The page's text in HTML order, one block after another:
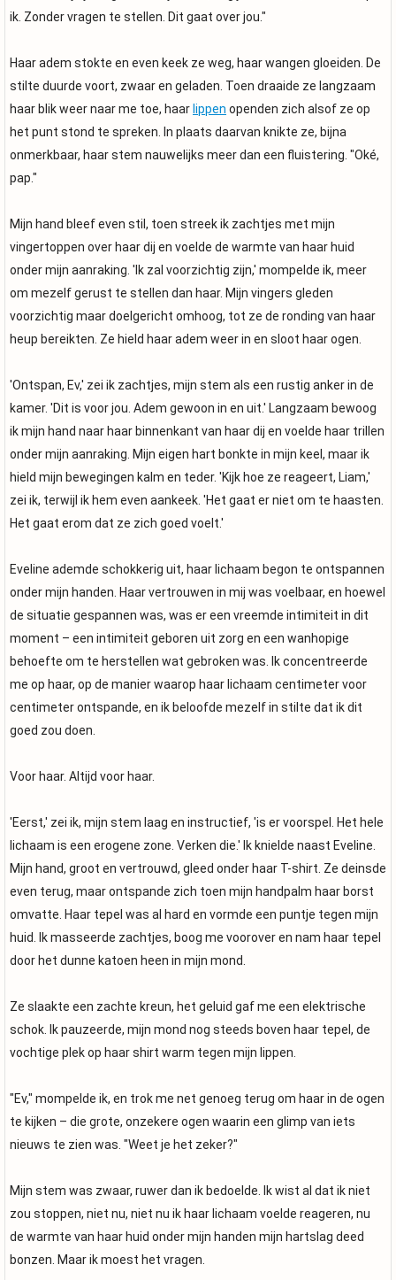
ik. Zonder vragen te stellen. Dit gaat over jou."
Haar adem stokte en even keek ze weg, haar wangen gloeiden. De
stilte duurde voort, zwaar en geladen. Toen draaide ze langzaam
haar blik weer naar me toe, haar lippen openden zich alsof ze op
het punt stond te spreken. In plaats daarvan knikte ze, bijna
onmerkbaar, haar stem nauwelijks meer dan een fluistering. "Oké,
pap."
Mijn hand bleef even stil, toen streek ik zachtjes met mijn
vingertoppen over haar dij en voelde de warmte van haar huid
onder mijn aanraking. 'Ik zal voorzichtig zijn,' mompelde ik, meer
om mezelf gerust te stellen dan haar. Mijn vingers gleden
voorzichtig maar doelgericht omhoog, tot ze de ronding van haar
heup bereikten. Ze hield haar adem weer in en sloot haar ogen.
'Ontspan, Ev,' zei ik zachtjes, mijn stem als een rustig anker in de
kamer. 'Dit is voor jou. Adem gewoon in en uit.' Langzaam bewoog
ik mijn hand naar haar binnenkant van haar dij en voelde haar trillen
onder mijn aanraking. Mijn eigen hart bonkte in mijn keel, maar ik
hield mijn bewegingen kalm en teder. 'Kijk hoe ze reageert, Liam,'
zei ik, terwijl ik hem even aankeek. 'Het gaat er niet om te haasten.
Het gaat erom dat ze zich goed voelt.'
Eveline ademde schokkerig uit, haar lichaam begon te ontspannen
onder mijn handen. Haar vertrouwen in mij was voelbaar, en hoewel
de situatie gespannen was, was er een vreemde intimiteit in dit
moment – ​​een intimiteit geboren uit zorg en een wanhopige
behoefte om te herstellen wat gebroken was. Ik concentreerde
me op haar, op de manier waarop haar lichaam centimeter voor
centimeter ontspande, en ik beloofde mezelf in stilte dat ik dit
goed zou doen.
Voor haar. Altijd voor haar.
'Eerst,' zei ik, mijn stem laag en instructief, 'is er voorspel. Het hele
lichaam is een erogene zone. Verken die.' Ik knielde naast Eveline.
Mijn hand, groot en vertrouwd, gleed onder haar T-shirt. Ze deinsde
even terug, maar ontspande zich toen mijn handpalm haar borst
omvatte. Haar tepel was al hard en vormde een puntje tegen mijn
huid. Ik masseerde zachtjes, boog me voorover en nam haar tepel
door het dunne katoen heen in mijn mond.
Ze slaakte een zachte kreun, het geluid gaf me een elektrische
schok. Ik pauzeerde, mijn mond nog steeds boven haar tepel, de
vochtige plek op haar shirt warm tegen mijn lippen.
"Ev," mompelde ik, en trok me net genoeg terug om haar in de ogen
te kijken – die grote, onzekere ogen waarin een glimp van iets
nieuws te zien was. "Weet je het zeker?"
Mijn stem was zwaar, ruwer dan ik bedoelde. Ik wist al dat ik niet
zou stoppen, niet nu, niet nu ik haar lichaam voelde reageren, nu
de warmte van haar huid onder mijn handen mijn hartslag deed
bonzen. Maar ik moest het vragen.